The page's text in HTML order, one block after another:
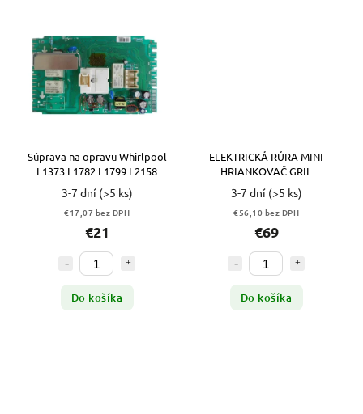
Súprava na opravu Whirlpool
L1373 L1782 L1799 L2158
3-7 dní (>5 ks)
€17,07 bez DPH
€21
Do košíka
ELEKTRICKÁ RÚRA MINI
HRIANKOVAČ GRIL
3-7 dní (>5 ks)
€56,10 bez DPH
€69
Do košíka